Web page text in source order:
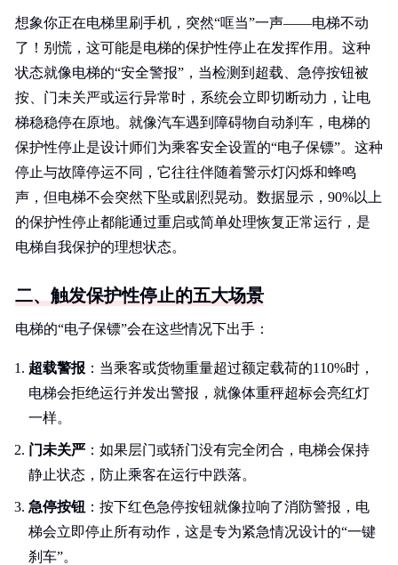
想象你正在电梯里刷手机，突然“哐当”一声——电梯不动
了！别慌，这可能是电梯的保护性停止在发挥作用。这种
状态就像电梯的“安全警报”，当检测到超载、急停按钮被
按、门未关严或运行异常时，系统会立即切断动力，让电
梯稳稳停在原地。就像汽车遇到障碍物自动刹车，电梯的
保护性停止是设计师们为乘客安全设置的“电子保镖”。这种
停止与故障停运不同，它往往伴随着警示灯闪烁和蜂鸣
声，但电梯不会突然下坠或剧烈晃动。数据显示，90%以上
的保护性停止都能通过重启或简单处理恢复正常运行，是
电梯自我保护的理想状态。
二、触发保护性停止的五大场景
电梯的“电子保镖”会在这些情况下出手：
超载警报 ：当乘客或货物重量超过额定载荷的110%时，
电梯会拒绝运行并发出警报，就像体重秤超标会亮红灯
一样。
门未关严 ：如果层门或轿门没有完全闭合，电梯会保持
静止状态，防止乘客在运行中跌落。
急停按钮 ：按下红色急停按钮就像拉响了消防警报，电
梯会立即停止所有动作，这是专为紧急情况设计的“一键
刹车”。